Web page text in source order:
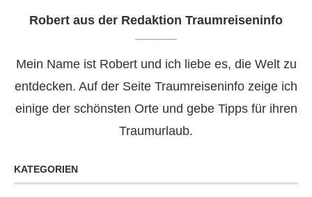
Robert aus der Redaktion Traumreiseninfo
Mein Name ist Robert und ich liebe es, die Welt zu
entdecken. Auf der Seite Traumreiseninfo zeige ich
einige der schönsten Orte und gebe Tipps für ihren
Traumurlaub.
KATEGORIEN